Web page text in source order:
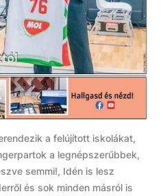
a felújított iskolákat,
a legnépszerűbbek,
semmi!, Idén is lesz
és sok minden másról is